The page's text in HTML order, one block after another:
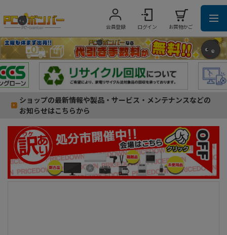
会員登録 ログイン お買物かご
ショップの最新情報や製品・サービス・メンテナンスなどの
お知らせはこちらから